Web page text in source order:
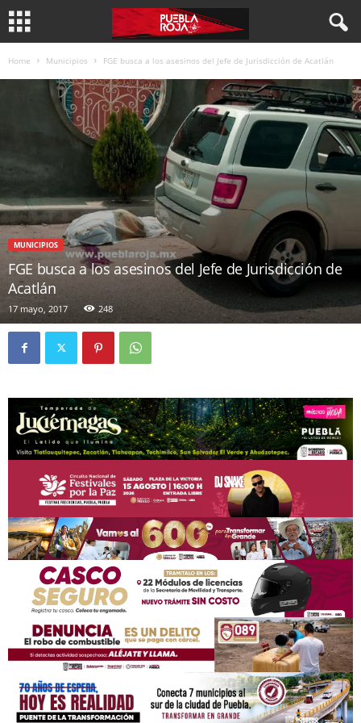
Home Municipios FGE busca a los asesinos del Jefe de Jurisdicción de Acatlán
MUNICIPIOS
FGE busca a los asesinos del Jefe de Jurisdicción de
Acatlán
17 mayo, 2017 248